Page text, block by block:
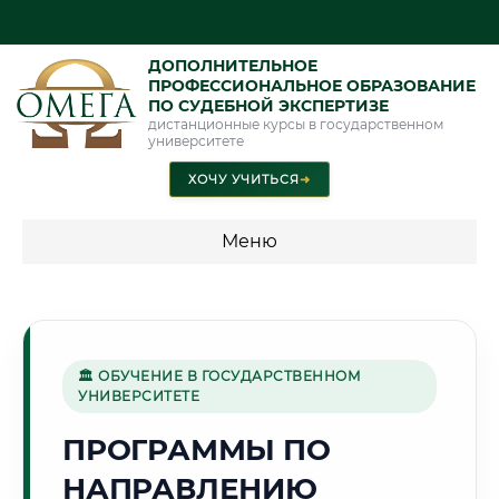
ДОПОЛНИТЕЛЬНОЕ
ПРОФЕССИОНАЛЬНОЕ ОБРАЗОВАНИЕ
ПО СУДЕБНОЙ ЭКСПЕРТИЗЕ
дистанционные курсы в государственном
университете
ХОЧУ УЧИТЬСЯ➜
Меню
специальности"
Стоимость по программам обучения "Судебная экспертиза"
Стоимость по программам обучения "Экспертиза"
🏛 ОБУЧЕНИЕ В ГОСУДАРСТВЕННОМ
УНИВЕРСИТЕТЕ
ПРОГРАММЫ ПО
НАПРАВЛЕНИЮ